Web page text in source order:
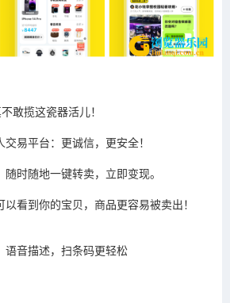
敢揽这瓷器活儿！
易平台：更诚信，更安全！
时随地一键转卖，立即变现。
看到你的宝贝，商品更容易被卖出！
语音描述，扫条码更轻松